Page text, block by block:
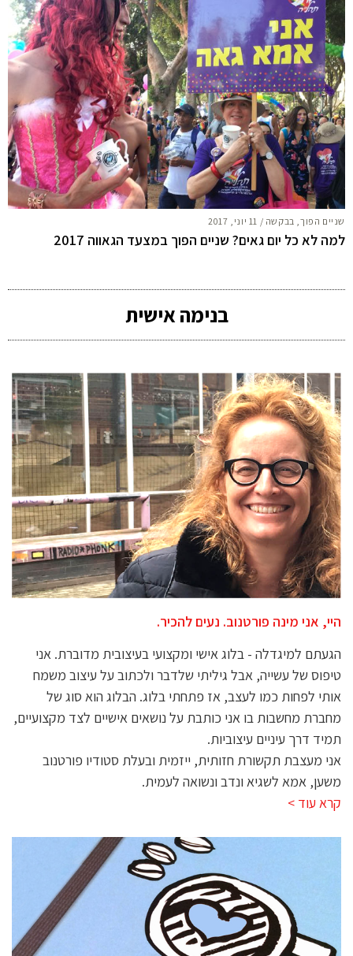
שניים הפוך, בבקשה / 11 יוני, 2017
למה לא כל יום גאים? שניים הפוך במצעד הגאווה 2017
בנימה אישית
היי, אני מינה פורטנוב. נעים להכיר.
הגעתם למיגדלה - בלוג אישי ומקצועי בעיצובית מדוברת. אני
טיפוס של עשייה, אבל גיליתי שלדבר ולכתוב על עיצוב משמח
אותי לפחות כמו לעצב, אז פתחתי בלוג. הבלוג הוא סוג של
מחברת מחשבות בו אני כותבת על נושאים אישיים לצד מקצועיים,
תמיד דרך עיניים עיצוביות.
אני מעצבת תקשורת חזותית, ייזמית ובעלת סטודיו פורטנוב
משען, אמא לשגיא ונדב ונשואה לעמית.
קרא עוד >